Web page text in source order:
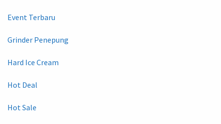
Event Terbaru
Grinder Penepung
Hard Ice Cream
Hot Deal
Hot Sale